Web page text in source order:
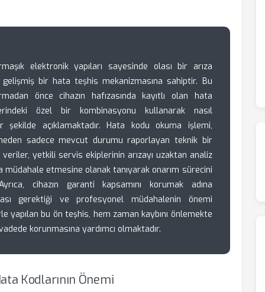
elektronik yapıları sayesinde olası bir arıza
gelişmiş bir hata teşhis mekanizmasına sahiptir. Bu
önce cihazın hafızasında kayıtlı olan hata
özel bir kombinasyonu kullanarak nasıl
şekilde açıklamaktadır. Hata kodu okuma işlemi,
sadece mevcut durumu raporlayan teknik bir
yetkili servis ekiplerinin arızayı uzaktan analiz
etmesine olanak tanıyarak onarım sürecini
cihazın garanti kapsamını korumak adına
gerektiği ve profesyonel müdahalenin önemi
yapılan bu ön teşhis, hem zaman kaybını önlemekte
korunmasına yardımcı olmaktadır.
Kodlarının Önemi